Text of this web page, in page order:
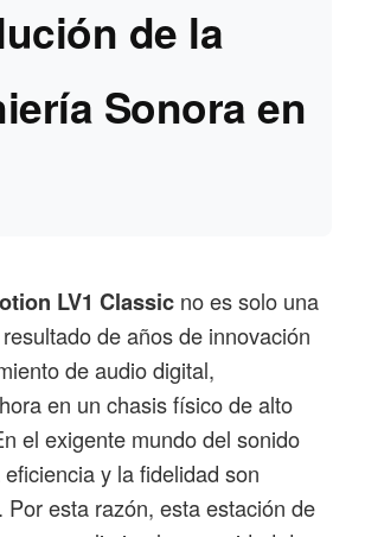
de la
Sonora en
LV1 Classic no es solo una
de años de innovación
de audio digital,
en un chasis físico de alto
el exigente mundo del sonido
y la fidelidad son
Por esta razón, esta estación de